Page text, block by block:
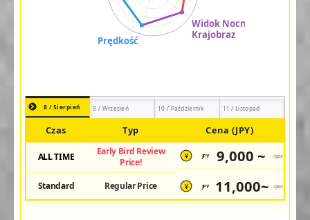
8 / Sierpień 9 / Wrzesień 10 / Październik 11 / Listopad
Czas Typ Cena (JPY)
ALL TIME
Early Bird Review
Price!
¥ JPY 9,000 ~ /pax
Standard Regular Price ¥ JPY 11,000~ /pax